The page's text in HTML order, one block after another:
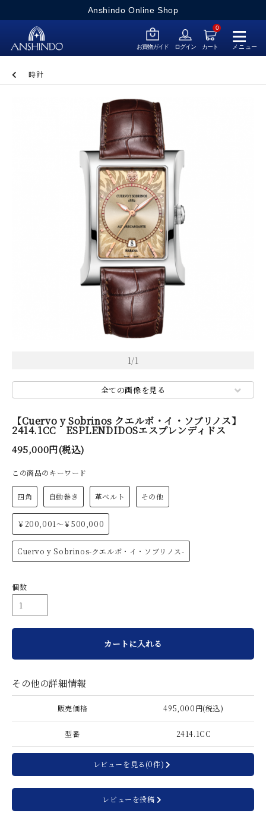
Anshindo Online Shop
≡
メニュー
お買物ガイド ログイン
0
カート
時計
1/1
全ての画像を見る
【Cuervo y Sobrinos クエルボ・イ・ソブリノス】
2414.1CC ESPLENDIDOSエスプレンディドス
495,000円(税込)
この商品のキーワード
四角 自動巻き 革ベルト その他
￥200,001～￥500,000
Cuervo y Sobrinos-クエルボ・イ・ソブリノス-
個数
カートに入れる
その他の詳細情報
販売価格 495,000円(税込)
型番 2414.1CC
レビューを見る(0件)
レビューを投稿